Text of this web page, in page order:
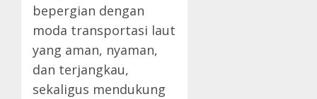
bepergian dengan
moda transportasi laut
yang aman, nyaman,
dan terjangkau,
sekaligus mendukung